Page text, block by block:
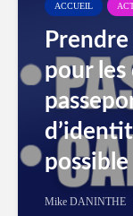
ACCUEIL
pour les
possible
Mike DANINTHE